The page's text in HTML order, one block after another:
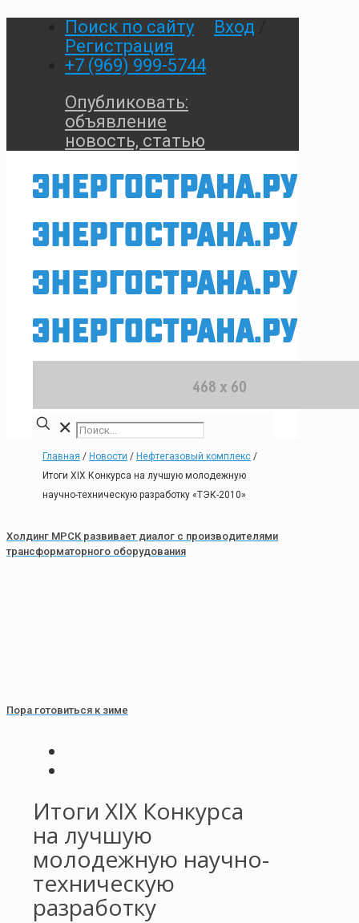
Поиск по сайту Вход
Регистрация
+7 (969) 999-5744
Опубликовать:
объявление
новость, статью
✕
Главная / Новости / Нефтегазовый комплекс /
Итоги XIX Конкурса на лучшую молодежную
научно-техническую разработку «ТЭК-2010»
Холдинг МРСК развивает диалог с производителями
трансформаторного оборудования
Пора готовиться к зиме
Итоги XIX Конкурса
на лучшую
молодежную научно-
техническую
разработку